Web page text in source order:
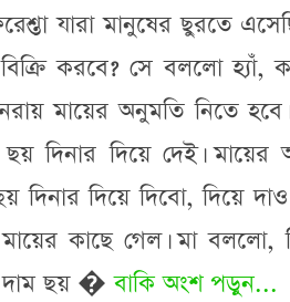
যারা মানুষের ছুরতে
করবে? সে বললো হ্যাঁ,
মায়ের অনুমতি নিতে
দিয়ে দেই। মায়ের
দিয়ে দিবো, দিয়ে
কাছে গেল। মা
দাম ছয় �বাকি অংশ পড়ুন...